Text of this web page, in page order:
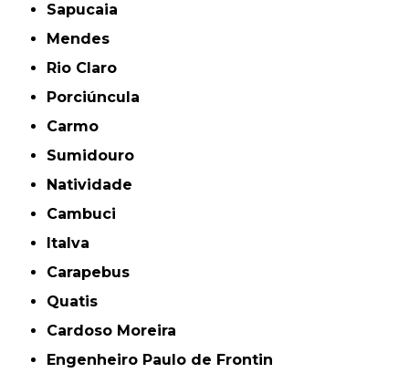
Sapucaia
Mendes
Rio Claro
Porciúncula
Carmo
Sumidouro
Natividade
Cambuci
Italva
Carapebus
Quatis
Cardoso Moreira
Engenheiro Paulo de Frontin